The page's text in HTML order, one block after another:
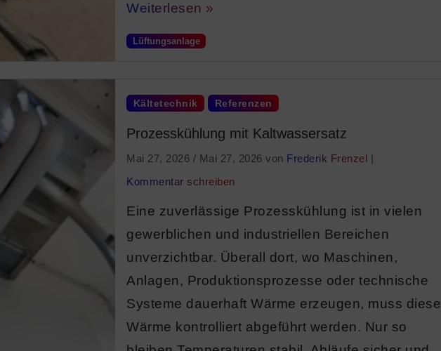
Weiterlesen »
Lüftungsanlage
Kältetechnik Referenzen
Prozesskühlung mit Kaltwassersatz
Mai 27, 2026 / Mai 27, 2026 von Frederik Frenzel |
Kommentar schreiben
Eine zuverlässige Prozesskühlung ist in vielen
gewerblichen und industriellen Bereichen
unverzichtbar. Überall dort, wo Maschinen,
Anlagen, Produktionsprozesse oder technische
Systeme dauerhaft Wärme erzeugen, muss diese
Wärme kontrolliert abgeführt werden. Nur so